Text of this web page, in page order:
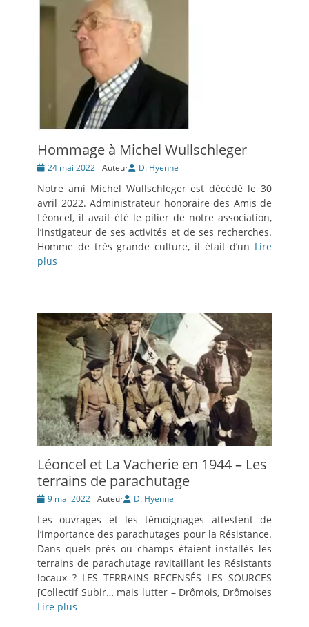
Hommage à Michel Wullschleger
Posté24 mai 2022 Auteur D. Hyenne
Notre ami Michel Wullschleger est décédé le 30
avril 2022. Administrateur honoraire des Amis de
Léoncel, il avait été le pilier de notre association,
l’instigateur de ses activités et de ses recherches.
Homme de très grande culture, il était d’un Lire
plus
Léoncel et La Vacherie en 1944 – Les
terrains de parachutage
Posté9 mai 2022 Auteur D. Hyenne
Les ouvrages et les témoignages attestent de
l’importance des parachutages pour la Résistance.
Dans quels prés ou champs étaient installés les
terrains de parachutage ravitaillant les Résistants
locaux ? LES TERRAINS RECENSÉS LES SOURCES
[Collectif Subir… mais lutter – Drômois, Drômoises
Lire plus